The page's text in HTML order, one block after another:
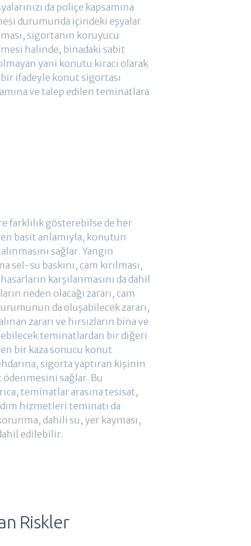
da poliçe kapsamına
durumunda içindeki eşyalar
sigortanın koruyucu
halinde, binadaki sabit
yani konutu kiracı olarak
ifadeyle konut sigortası
ve talep edilen teminatlara
farklılık gösterebilse de her
basit anlamıyla, konutun
sağlar. Yangın
su baskını, cam kırılması,
karşılanmasını da dahil
neden olacağı zararı, cam
da oluşabilecek zararı,
zararı ve hırsızların bina ve
teminatlardan bir diğeri
bir kaza sonucu konut
sigorta yaptıran kişinin
sağlar. Bu
teminatlar arasına tesisat,
hizmetleri teminatı da
dahili su, yer kayması,
edilebilir.
Riskler